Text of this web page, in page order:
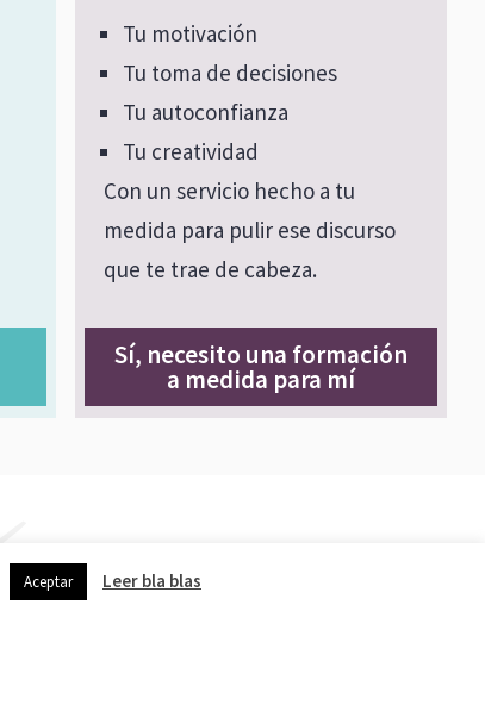
Tu motivación
Tu toma de decisiones
Tu autoconfianza
Tu creatividad
Con un servicio hecho a tu
medida para pulir ese discurso
que te trae de cabeza.
Sí, necesito una formación
a medida para mí
Aceptar Leer bla blas